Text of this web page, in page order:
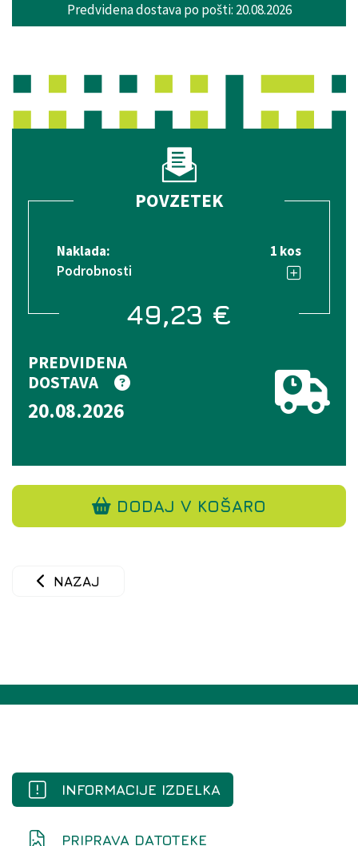
Predvidena dostava po pošti: 20.08.2026
POVZETEK
Naklada:
1 kos
Podrobnosti
49,23 €
PREDVIDENA
DOSTAVA
20.08.2026
DODAJ V KOŠARO
NAZAJ
INFORMACIJE IZDELKA
PRIPRAVA DATOTEKE